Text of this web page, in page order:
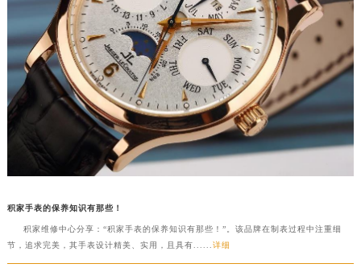
积家手表的保养知识有那些！
积家维修中心分享：“积家手表的保养知识有那些！”。该品牌在制表过程中注重细
节，追求完美，其手表设计精美、实用，且具有......详细